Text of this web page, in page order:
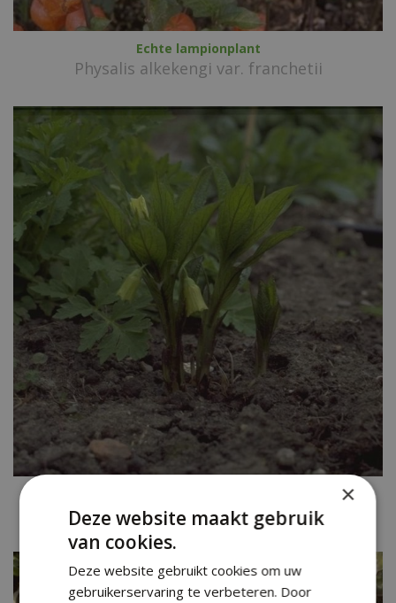
Echte lampionplant
Physalis alkekengi var. franchetii
Scopolia carniolica var. hladnikiana
×
Deze website maakt gebruik
van cookies.
Deze website gebruikt cookies om uw
gebruikerservaring te verbeteren. Door